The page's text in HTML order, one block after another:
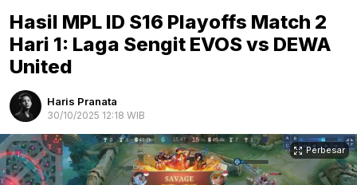
Hasil MPL ID S16 Playoffs Match 2
Hari 1: Laga Sengit EVOS vs DEWA
United
Haris Pranata
30/10/2025 12:18 WIB
Perbesar